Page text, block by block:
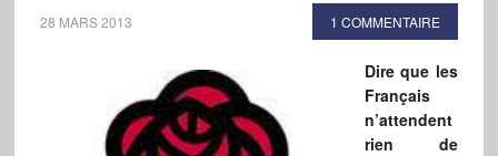
28 MARS 2013 1 COMMENTAIRE
Dire que les
Français
n’attendent
rien de